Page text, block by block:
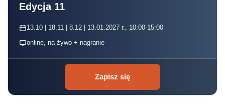
Edycja 11
13.10 | 18.11 | 8.12 | 13.01.2027 r., 10:00-15:00
online, na żywo + nagranie
Zapisz się